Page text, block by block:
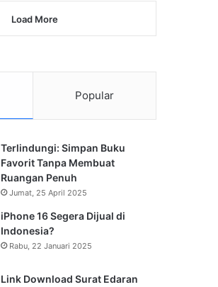
Load More
Popular
Terlindungi: Simpan Buku
Favorit Tanpa Membuat
Ruangan Penuh
Jumat, 25 April 2025
iPhone 16 Segera Dijual di
Indonesia?
Rabu, 22 Januari 2025
Link Download Surat Edaran